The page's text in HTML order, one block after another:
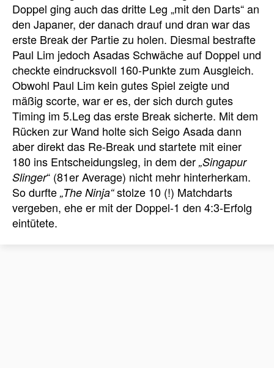
Doppel ging auch das dritte Leg „mit den Darts“ an
den Japaner, der danach drauf und dran war das
erste Break der Partie zu holen. Diesmal bestrafte
Paul Lim jedoch Asadas Schwäche auf Doppel und
checkte eindrucksvoll 160-Punkte zum Ausgleich.
Obwohl Paul Lim kein gutes Spiel zeigte und
mäßig scorte, war er es, der sich durch gutes
Timing im 5.Leg das erste Break sicherte. Mit dem
Rücken zur Wand holte sich Seigo Asada dann
aber direkt das Re-Break und startete mit einer
180 ins Entscheidungsleg, in dem der „Singapur
Slinger“ (81er Average) nicht mehr hinterherkam.
So durfte „The Ninja“stolze 10 (!) Matchdarts
vergeben, ehe er mit der Doppel-1 den 4:3-Erfolg
eintütete.